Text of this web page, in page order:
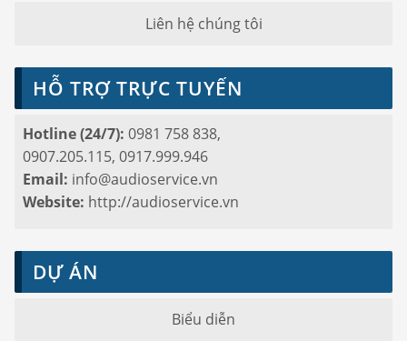
Liên hệ chúng tôi
HỖ TRỢ TRỰC TUYẾN
Hotline (24/7): 0981 758 838,
0907.205.115, 0917.999.946
Email: info@audioservice.vn
Website: http://audioservice.vn
DỰ ÁN
Biểu diễn